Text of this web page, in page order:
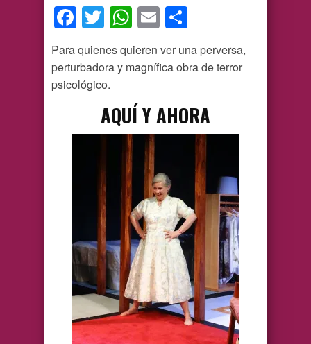
Facebook
Twitter
WhatsApp
Email
Para quienes quieren ver una perversa,
perturbadora y magnífica obra de terror
psicológico.
AQUÍ Y AHORA